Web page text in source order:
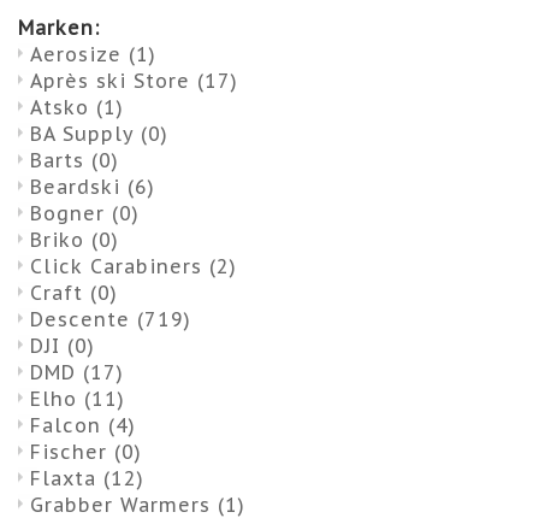
Marken:
Aerosize (1)
Après ski Store (17)
Atsko (1)
BA Supply (0)
Barts (0)
Beardski (6)
Bogner (0)
Briko (0)
Click Carabiners (2)
Craft (0)
Descente (719)
DJI (0)
DMD (17)
Elho (11)
Falcon (4)
Fischer (0)
Flaxta (12)
Grabber Warmers (1)